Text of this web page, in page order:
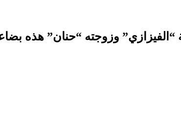
“الفيزازي” وزوجته “حنان” هذه